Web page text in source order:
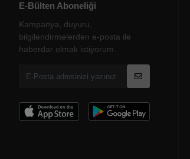
E-Bülten Aboneliği
Kampanya, duyuru,
bilgilendirmelerden e-posta ile
haberdar olmak istiyorum.